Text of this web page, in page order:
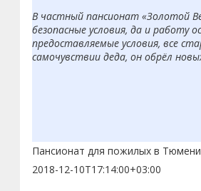
В частный пансионат «Золотой
безопасные условия, да и
предоставляемые условия, все
самочувствии деда, он обрёл
Пансионат для пожилых в
2018-12-10T17:14:00+03:00